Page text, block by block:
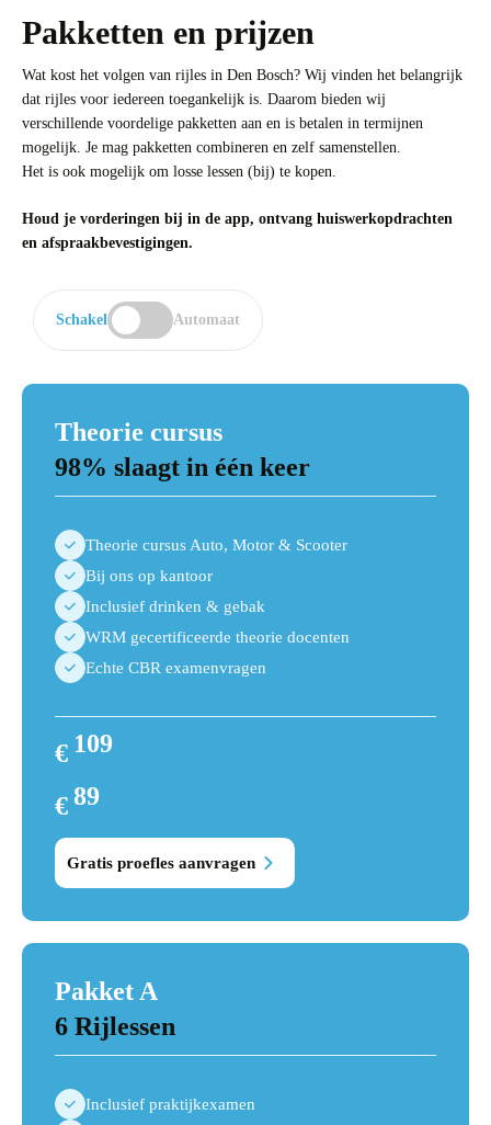
Pakketten en prijzen
Wat kost het volgen van rijles in Den Bosch? Wij vinden het belangrijk
dat rijles voor iedereen toegankelijk is. Daarom bieden wij
verschillende voordelige pakketten aan en is betalen in termijnen
mogelijk. Je mag pakketten combineren en zelf samenstellen.
Het is ook mogelijk om losse lessen (bij) te kopen.
Houd je vorderingen bij in de app, ontvang huiswerkopdrachten
en afspraakbevestigingen.
Schakel Automaat
Theorie cursus
98% slaagt in één keer
Theorie cursus Auto, Motor & Scooter
Bij ons op kantoor
Inclusief drinken & gebak
WRM gecertificeerde theorie docenten
Echte CBR examenvragen
€ 109
€89
Gratis proefles aanvragen
Pakket A
6 Rijlessen
Inclusief praktijkexamen